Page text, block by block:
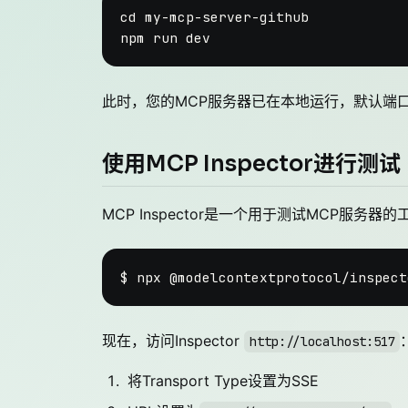
cd my-mcp-server-github
此时，您的MCP服务器已在本地运行，默认端
使用MCP Inspector进行测试
MCP Inspector是一个用于测试MCP服务器的
现在，访问Inspector http://localhost:517
将Transport Type设置为SSE